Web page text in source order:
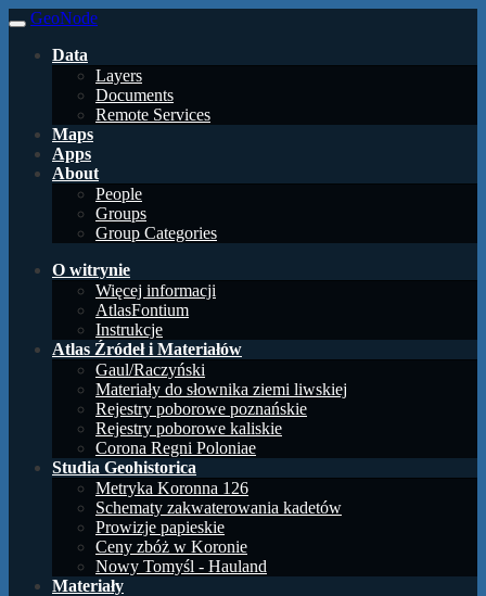
GeoNode
Data
Layers
Documents
Remote Services
Maps
Apps
About
People
Groups
Group Categories
O witrynie
Więcej informacji
AtlasFontium
Instrukcje
Atlas Źródeł i Materiałów
Gaul/Raczyński
Materiały do słownika ziemi liwskiej
Rejestry poborowe poznańskie
Rejestry poborowe kaliskie
Corona Regni Poloniae
Studia Geohistorica
Metryka Koronna 126
Schematy zakwaterowania kadetów
Prowizje papieskie
Ceny zbóż w Koronie
Nowy Tomyśl - Hauland
Materiały